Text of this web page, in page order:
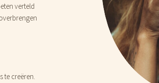
verteld
te creëren.